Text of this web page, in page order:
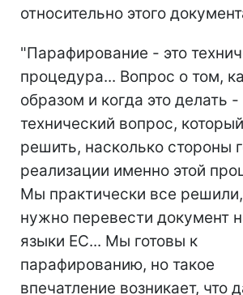
относительно этого
"Парафирование - это
процедура... Вопрос о том,
образом и когда это делать -
технический вопрос,
решить, насколько стороны
реализации именно этой
Мы практически все
нужно перевести документ
языки ЕС... Мы готовы к
парафированию, но такое
впечатление возникает, что